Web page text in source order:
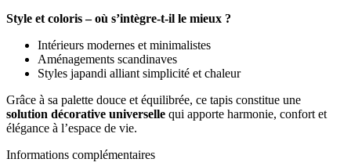
Style et coloris – où s’intègre-t-il le mieux ?
Intérieurs modernes et minimalistes
Aménagements scandinaves
Styles japandi alliant simplicité et chaleur
Grâce à sa palette douce et équilibrée, ce tapis constitue une
solution décorative universelle qui apporte harmonie, confort et
élégance à l’espace de vie.
Informations complémentaires